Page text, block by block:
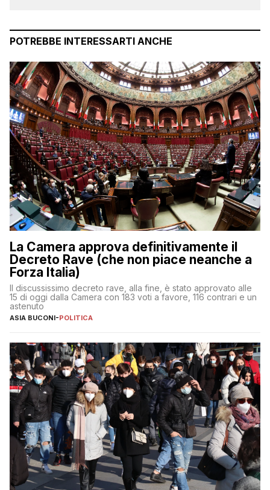
POTREBBE INTERESSARTI ANCHE
La Camera approva definitivamente il
Decreto Rave (che non piace neanche a
Forza Italia)
Il discussissimo decreto rave, alla fine, è stato approvato alle
15 di oggi dalla Camera con 183 voti a favore, 116 contrari e un
astenuto
ASIA BUCONI-POLITICA